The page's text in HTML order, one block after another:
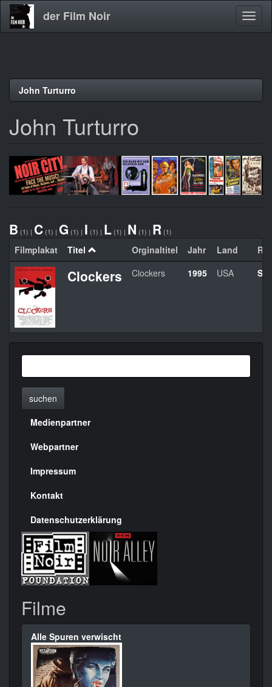
Direkt
der Film Noir
John Turturro
John Turturro
B (1) | C (1) | G (1) | I (1) | L (1) | N (1) | R (1)
Filmplakat Titel Orginaltitel Jahr Land
Clockers Clockers 1995 USA
suchen
Menülinks
rechte
Seite
Medienpartner
Webpartner
Impressum
Kontakt
Datenschutzerklärung
Filme
Alle Spuren verwischt